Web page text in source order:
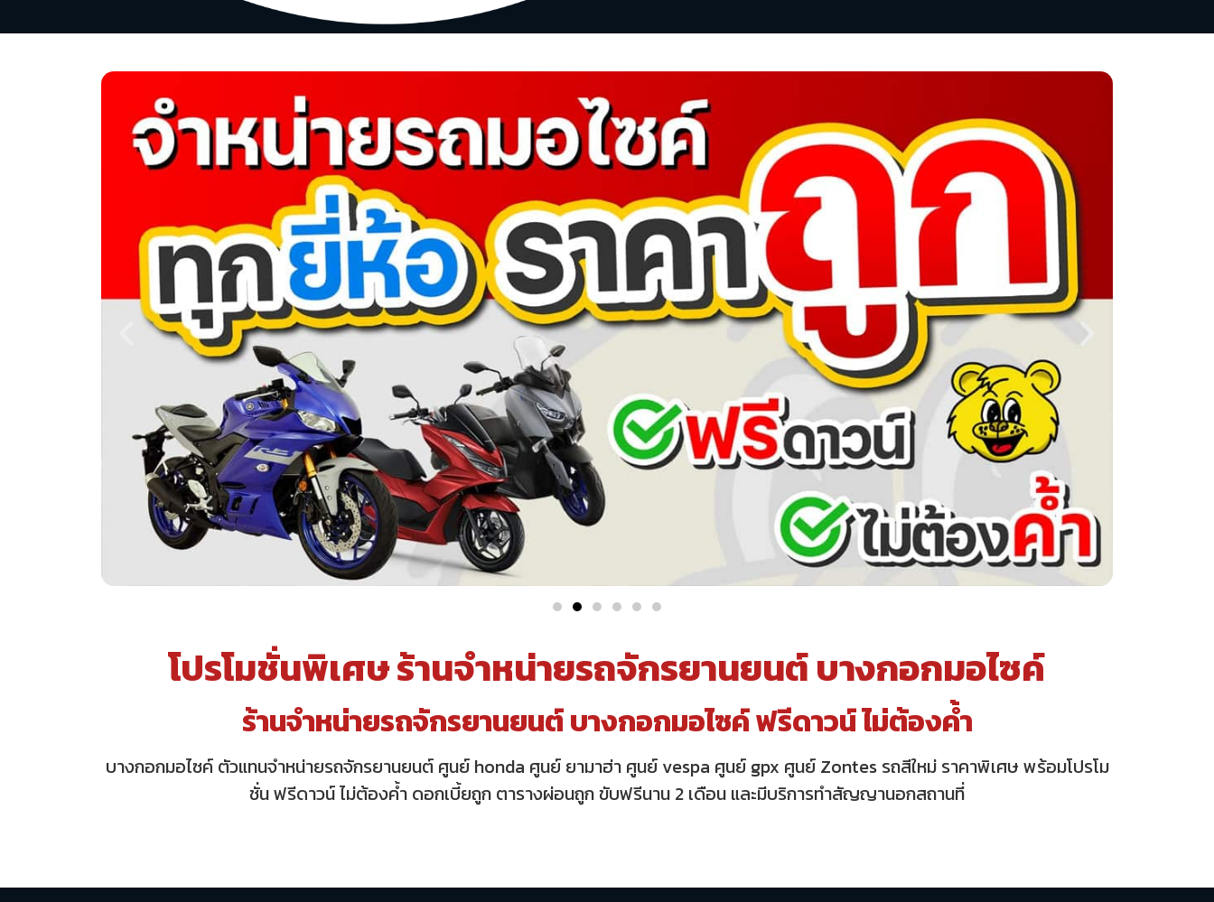
โปรโมชั่นพิเศษร้านจำหน่ายรถจักรยานยนต์บางกอกมอไซค์
ร้านจำหน่ายรถจักรยานยนต์บางกอกมอไซค์ ฟรีดาวน์ ไม่ต้องค้ำ
บางกอกมอไซค์ ตัวแทนจำหน่ายรถจักรยานยนต์ศูนย์ honda ศูนย์ ยามาฮ่า ศูนย์ vespa ศูนย์ gpx ศูนย์ Zontesรถสีใหม่ ราคาพิเศษ พร้อมโปรโม
ชั่น ฟรีดาวน์ ไม่ต้องค้ำ ดอกเบี้ยถูก ตารางผ่อนถูก ขับฟรีนาน 2 เดือน และมีบริการทำสัญญานอกสถานที่